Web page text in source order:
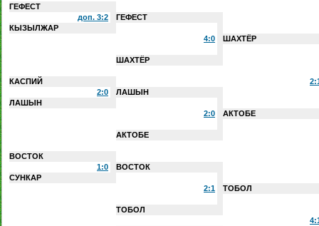
ГЕФЕСТ
доп. 3:2
ГЕФЕСТ
КЫЗЫЛЖАР
4:0
ШАХТЁР
ШАХТЁР
КАСПИЙ
2:0
ЛАШЫН
ЛАШЫН
2:0
АКТОБЕ
АКТОБЕ
ВОСТОК
1:0
ВОСТОК
СУНКАР
2:1
ТОБОЛ
ТОБОЛ